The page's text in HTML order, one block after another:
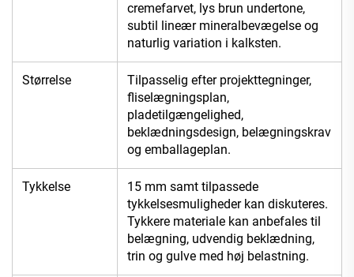
cremefarvet, lys brun undertone,
subtil lineær mineralbevægelse og
naturlig variation i kalksten.
Størrelse
Tilpasselig efter projekttegninger,
fliselægningsplan,
pladetilgængelighed,
beklædningsdesign, belægningskrav
og emballageplan.
Tykkelse
15 mm samt tilpassede
tykkelsesmuligheder kan diskuteres.
Tykkere materiale kan anbefales til
belægning, udvendig beklædning,
trin og gulve med høj belastning.